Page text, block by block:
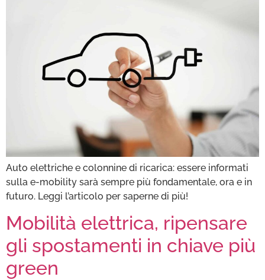
Auto elettriche e colonnine di ricarica: essere informati
sulla e-mobility sarà sempre più fondamentale, ora e in
futuro. Leggi l’articolo per saperne di più!
Mobilità elettrica, ripensare
gli spostamenti in chiave più
green